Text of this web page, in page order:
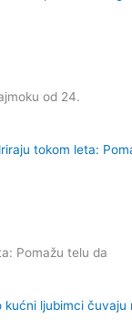
od 24.
Pomažu telu da